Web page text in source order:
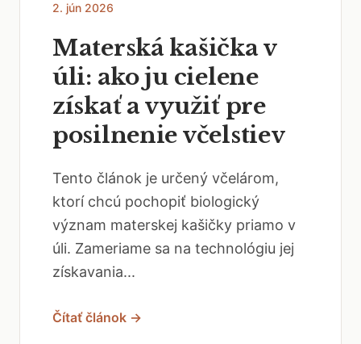
2. jún 2026
Materská kašička v
úli: ako ju cielene
získať a využiť pre
posilnenie včelstiev
Tento článok je určený včelárom,
ktorí chcú pochopiť biologický
význam materskej kašičky priamo v
úli. Zameriame sa na technológiu jej
získavania...
Čítať článok →